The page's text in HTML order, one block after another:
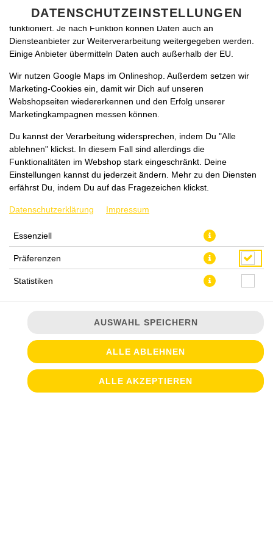
CHICKEN KEBAB (XL)
JETZT BESTELLEN
DATENSCHUTZEINSTELLUNGEN
benötigt, damit bei Deinem Besuch unseres Webshops auch alles
funktioniert. Je nach Funktion können Daten auch an
Diensteanbieter zur Weiterverarbeitung weitergegeben werden.
Einige Anbieter übermitteln Daten auch außerhalb der EU.
Wir nutzen Google Maps im Onlineshop. Außerdem setzen wir
Marketing-Cookies ein, damit wir Dich auf unseren
Webshopseiten wiedererkennen und den Erfolg unserer
Marketingkampagnen messen können.
Du kannst der Verarbeitung widersprechen, indem Du "Alle
ablehnen" klickst. In diesem Fall sind allerdings die
Funktionalitäten im Webshop stark eingeschränkt. Deine
Einstellungen kannst du jederzeit ändern. Mehr zu den Diensten
erfährst Du, indem Du auf das Fragezeichen klickst.
Datenschutzerklärung Impressum
Essenziell
Präferenzen
Statistiken
AUSWAHL SPEICHERN
ALLE ABLEHNEN
ALLE AKZEPTIEREN